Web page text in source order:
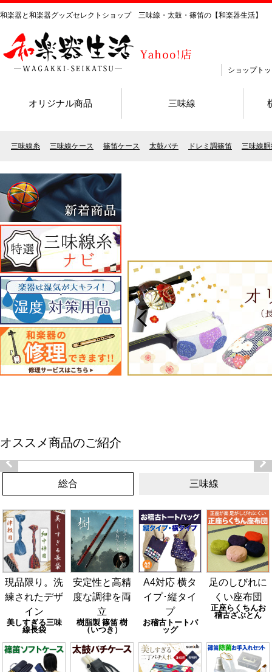
和楽器と和楽器グッズセレクトショップ 三味線・太鼓・篠笛の【和楽器生活】
ショップト
オリジナル商品 三味線
オススメ商品のご紹介
総合 三味線
現品限り。洗
練されたデザ
イン
美しすぎる三味
線長袋
安定性と高精
度な調律を両
立
樹脂製 篠笛 樹
（いつき）
A4対応 横タ
イプ･縦タイ
プ
お稽古トートバ
ッグ
足のしびれに
くい座布団
正座らくちんお
稽古ざぶとん